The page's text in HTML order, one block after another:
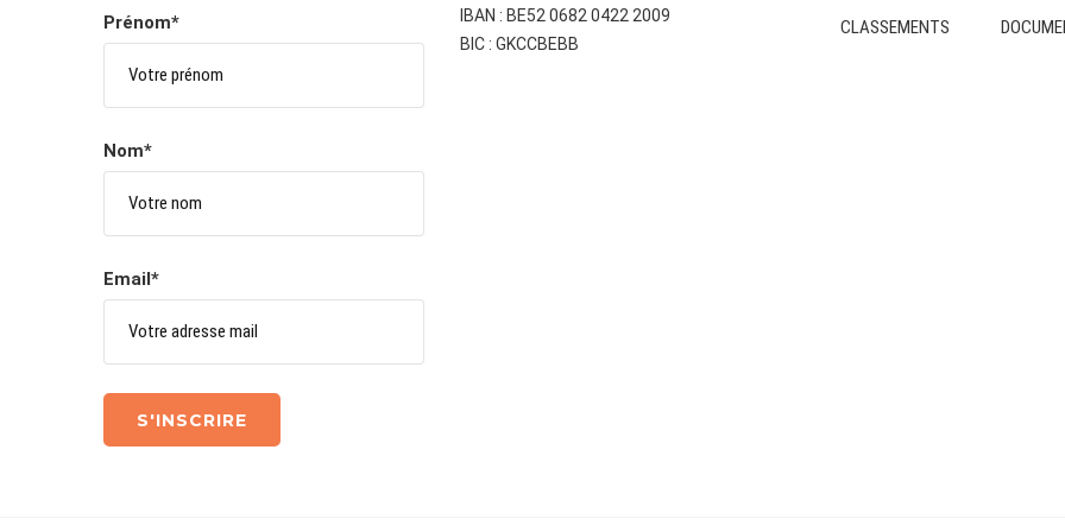
Prénom*
Nom*
Email*
IBAN : BE52 0682 0422 2009
BIC : GKCCBEBB
CLASSEMENTS